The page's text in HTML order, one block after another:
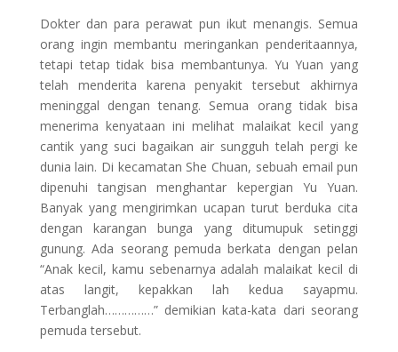
Dokter dan para perawat pun ikut menangis. Semua
orang ingin membantu meringankan penderitaannya,
tetapi tetap tidak bisa membantunya. Yu Yuan yang
telah menderita karena penyakit tersebut akhirnya
meninggal dengan tenang. Semua orang tidak bisa
menerima kenyataan ini melihat malaikat kecil yang
cantik yang suci bagaikan air sungguh telah pergi ke
dunia lain. Di kecamatan She Chuan, sebuah email pun
dipenuhi tangisan menghantar kepergian Yu Yuan.
Banyak yang mengirimkan ucapan turut berduka cita
dengan karangan bunga yang ditumupuk setinggi
gunung. Ada seorang pemuda berkata dengan pelan
“Anak kecil, kamu sebenarnya adalah malaikat kecil di
atas langit, kepakkan lah kedua sayapmu.
Terbanglah……………” demikian kata-kata dari seorang
pemuda tersebut.